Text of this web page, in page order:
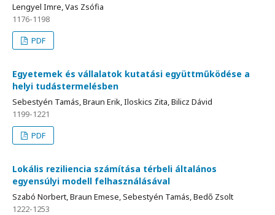
Lengyel Imre, Vas Zsófia
1176-1198
PDF
Egyetemek és vállalatok kutatási együttműködése a
helyi tudástermelésben
Sebestyén Tamás, Braun Erik, Iloskics Zita, Bilicz Dávid
1199-1221
PDF
Lokális reziliencia számítása térbeli általános
egyensúlyi modell felhasználásával
Szabó Norbert, Braun Emese, Sebestyén Tamás, Bedő Zsolt
1222-1253